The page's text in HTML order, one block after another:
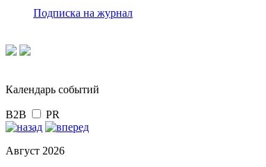
Подписка на журнал
Календарь событий
B2B PR
Август 2026